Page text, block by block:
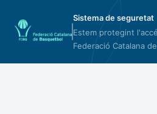
Sistema de seguretat
Estem protegint
Federació Catalana